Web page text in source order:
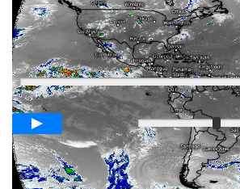
Player
Animationsspanne 02:00h
Langsam